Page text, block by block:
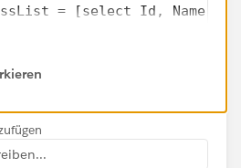
= [select Id, Name,
State, TableEnumOrId
sfAppRecord :